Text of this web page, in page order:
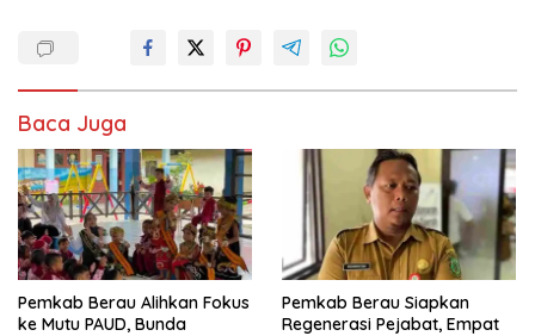
Baca Juga
Pemkab Berau Alihkan Fokus
ke Mutu PAUD, Bunda
Pemkab Berau Siapkan
Regenerasi Pejabat, Empat